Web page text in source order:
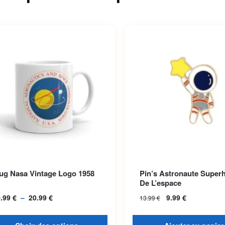
Nasa Vintage Logo 1958
€ – 20.99 €
options peuvent être choisies
Pin’s Astronaute
De L’espace
13.99€ 9.99 €